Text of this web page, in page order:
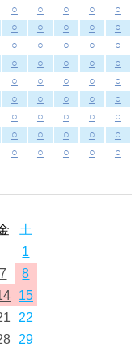
○ ○ ○ ○
○
○ ○ ○ ○
○
○ ○ ○ ○
○
○ ○ ○ ○
○
○ ○ ○ ○
○
○ ○ ○ ○
○
○ ○ ○ ○
○
○ ○ ○ ○
○
○ ○ ○ ○ ○
土
1
7
8
15
22
29